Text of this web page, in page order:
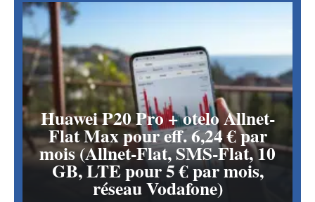
Huawei P20 Pro + otelo Allnet-
Flat Max pour eff. 6,24 € par
mois (Allnet-Flat, SMS-Flat, 10
GB, LTE pour 5 € par mois,
réseau Vodafone)